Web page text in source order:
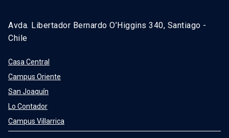
Avda. Libertador Bernardo O’Higgins 340, Santiago -
Chile
Casa Central
Campus Oriente
San Joaquín
Lo Contador
Campus Villarrica